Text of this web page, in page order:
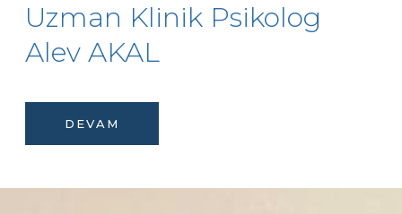
Uzman Klinik Psikolog
Alev AKAL
DEVAM